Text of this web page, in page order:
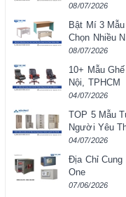
08/07/2026
Bật Mí 3
Chọn Nhiều
08/07/2026
10+ Mẫu
Nội, TPHCM
04/07/2026
TOP 5 Mẫu
Người Yêu
04/07/2026
Địa Chỉ Cung
One
07/06/2026